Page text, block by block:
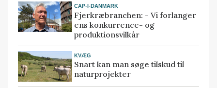
CAP-I-DANMARK
Fjerkræbranchen: - Vi forlanger
ens konkurrence- og
produktionsvilkår
KVÆG
Snart kan man søge tilskud til
naturprojekter